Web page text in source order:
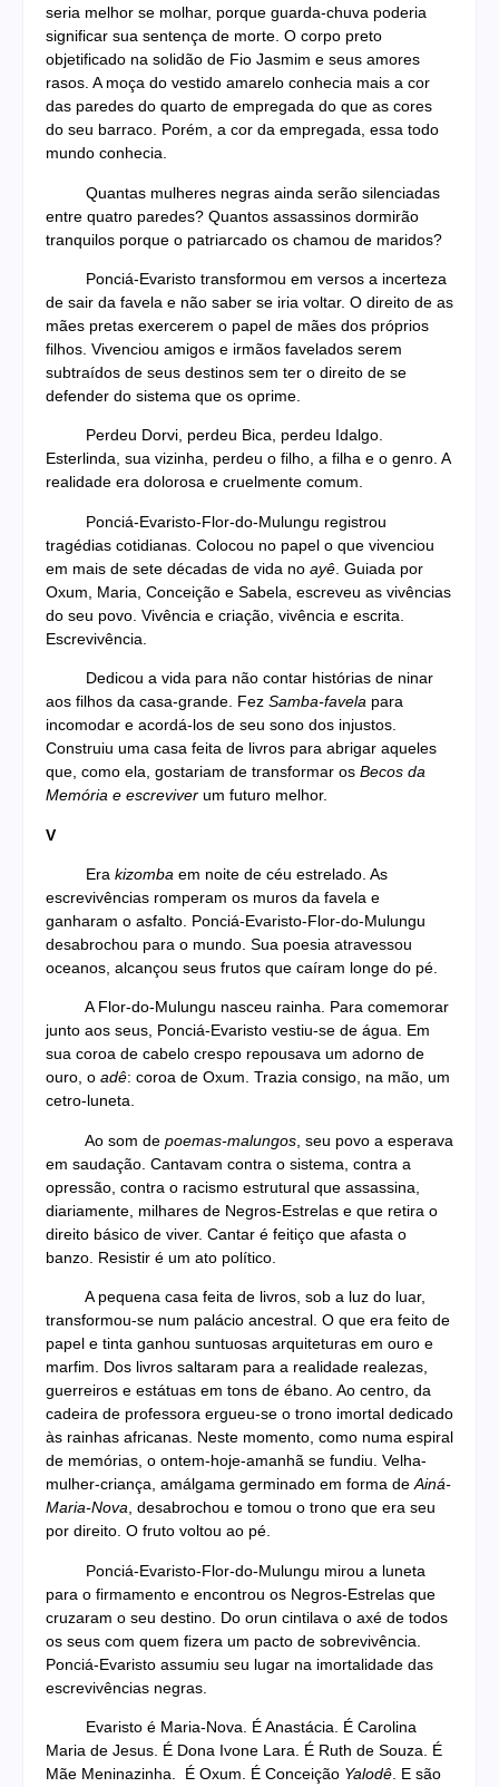
seria melhor se molhar, porque guarda-chuva poderia
significar sua sentença de morte. O corpo preto
objetificado na solidão de Fio Jasmim e seus amores
rasos. A moça do vestido amarelo conhecia mais a cor
das paredes do quarto de empregada do que as cores
do seu barraco. Porém, a cor da empregada, essa todo
mundo conhecia.
Quantas mulheres negras ainda serão silenciadas
entre quatro paredes? Quantos assassinos dormirão
tranquilos porque o patriarcado os chamou de maridos?
Ponciá-Evaristo transformou em versos a incerteza
de sair da favela e não saber se iria voltar. O direito de as
mães pretas exercerem o papel de mães dos próprios
filhos. Vivenciou amigos e irmãos favelados serem
subtraídos de seus destinos sem ter o direito de se
defender do sistema que os oprime.
Perdeu Dorvi, perdeu Bica, perdeu Idalgo.
Esterlinda, sua vizinha, perdeu o filho, a filha e o genro. A
realidade era dolorosa e cruelmente comum.
Ponciá-Evaristo-Flor-do-Mulungu registrou
tragédias cotidianas. Colocou no papel o que vivenciou
em mais de sete décadas de vida no ayê . Guiada por
Oxum, Maria, Conceição e Sabela, escreveu as vivências
do seu povo. Vivência e criação, vivência e escrita.
Escrevivência.
Dedicou a vida para não contar histórias de ninar
aos filhos da casa-grande. Fez Samba-favela para
incomodar e acordá-los de seu sono dos injustos.
Construiu uma casa feita de livros para abrigar aqueles
que, como ela, gostariam de transformar os Becos da
Memória e escreviver um futuro melhor.
V
Era kizomba em noite de céu estrelado. As
escrevivências romperam os muros da favela e
ganharam o asfalto. Ponciá-Evaristo-Flor-do-Mulungu
desabrochou para o mundo. Sua poesia atravessou
oceanos, alcançou seus frutos que caíram longe do pé.
A Flor-do-Mulungu nasceu rainha. Para comemorar
junto aos seus, Ponciá-Evaristo vestiu-se de água. Em
sua coroa de cabelo crespo repousava um adorno de
ouro, o adê: coroa de Oxum. Trazia consigo, na mão, um
cetro-luneta.
Ao som de poemas-malungos , seu povo a esperava
em saudação. Cantavam contra o sistema, contra a
opressão, contra o racismo estrutural que assassina,
diariamente, milhares de Negros-Estrelas e que retira o
direito básico de viver. Cantar é feitiço que afasta o
banzo. Resistir é um ato político.
A pequena casa feita de livros, sob a luz do luar,
transformou-se num palácio ancestral. O que era feito de
papel e tinta ganhou suntuosas arquiteturas em ouro e
marfim. Dos livros saltaram para a realidade realezas,
guerreiros e estátuas em tons de ébano. Ao centro, da
cadeira de professora ergueu-se o trono imortal dedicado
às rainhas africanas. Neste momento, como numa espiral
de memórias, o ontem-hoje-amanhã se fundiu. Velha-
mulher-criança, amálgama germinado em forma deAiná-
Maria-Nova, desabrochou e tomou o trono que era seu
por direito. O fruto voltou ao pé.
Ponciá-Evaristo-Flor-do-Mulungu mirou a luneta
para o firmamento e encontrou os Negros-Estrelas que
cruzaram o seu destino. Do orun cintilava o axé de todos
os seus com quem fizera um pacto de sobrevivência.
Ponciá-Evaristo assumiu seu lugar na imortalidade das
escrevivências negras.
Evaristo é Maria-Nova. É Anastácia. É Carolina
Maria de Jesus. É Dona Ivone Lara. É Ruth de Souza. É
Mãe Meninazinha. É Oxum. É Conceição Yalodê . E são